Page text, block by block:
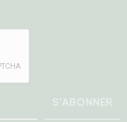
S'ABONNER